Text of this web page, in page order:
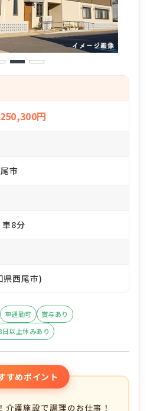
2 3
円
市
8分
県西尾市)
車通勤可
賞与あり
日以上休みあり
すめポイント
護施設で調理のお仕事！